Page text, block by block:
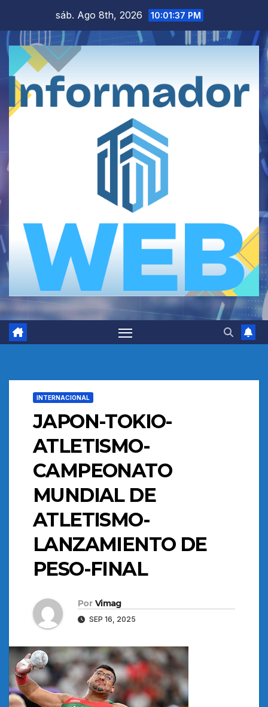
contenido
sáb. Ago 8th, 2026 10:01:37 PM
INTERNACIONAL
JAPON-TOKIO-
ATLETISMO-
CAMPEONATO
MUNDIAL DE
ATLETISMO-
LANZAMIENTO DE
PESO-FINAL
Por Vimag
SEP 16, 2025